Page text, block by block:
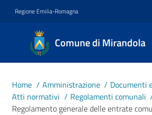
Regione Emilia-Romagna
Comune di Mirandola
Comune
di
Mirandola
1597
Home / Amministrazione / Documenti
Atti normativi / Regolamenti comunali
Regolamento generale delle entrate